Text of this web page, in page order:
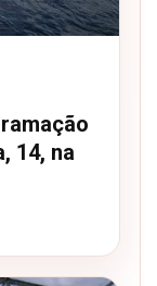
14, na